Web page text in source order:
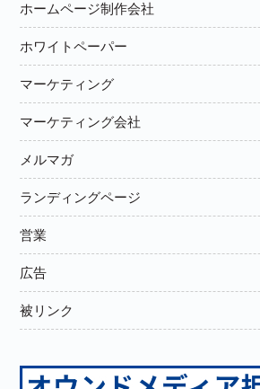
ホームページ制作会社
ホワイトペーパー
マーケティング
マーケティング会社
メルマガ
ランディングページ
営業
広告
被リンク